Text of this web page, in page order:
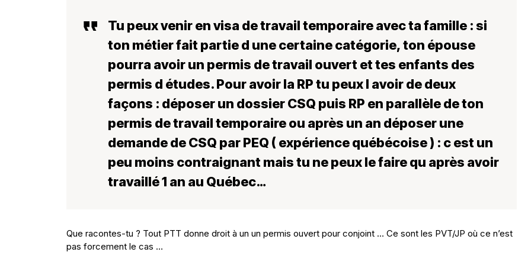
Tu peux venir en visa de travail temporaire avec ta famille : si
ton métier fait partie d une certaine catégorie, ton épouse
pourra avoir un permis de travail ouvert et tes enfants des
permis d études. Pour avoir la RP tu peux l avoir de deux
façons : déposer un dossier CSQ puis RP en parallèle de ton
permis de travail temporaire ou après un an déposer une
demande de CSQ par PEQ ( expérience québécoise ) : c est un
peu moins contraignant mais tu ne peux le faire qu après avoir
travaillé 1 an au Québec…
Que racontes-tu ? Tout PTT donne droit à un un permis ouvert pour conjoint … Ce sont les PVT/JP où ce n’est
pas forcement le cas …